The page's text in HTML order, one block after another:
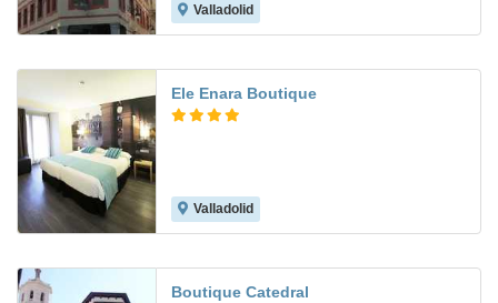
Valladolid
Ele Enara Boutique
Valladolid
Boutique Catedral